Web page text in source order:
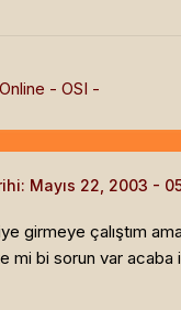
- OSI -
Mayıs 22, 2003
girmeye çalıştım
mi bi sorun var acaba